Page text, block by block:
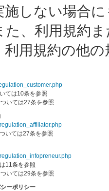
施しない場合
た、利用規約
利用規約の他
ては10条を参照
いては27条を参照
いては27条を参照
11条を参照
いては29条を参照
ーポリシー